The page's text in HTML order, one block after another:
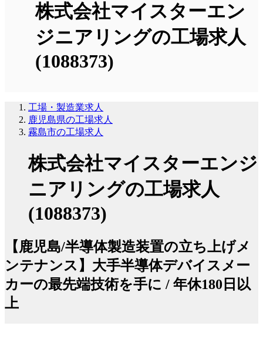
株式会社マイスターエン
ジニアリングの工場求人
(1088373)
工場・製造業求人
鹿児島県の工場求人
霧島市の工場求人
株式会社マイスターエンジ
ニアリングの工場求人
(1088373)
【鹿児島/半導体製造装置の立ち上げメ
ンテナンス】大手半導体デバイスメー
カーの最先端技術を手に / 年休180日以
上